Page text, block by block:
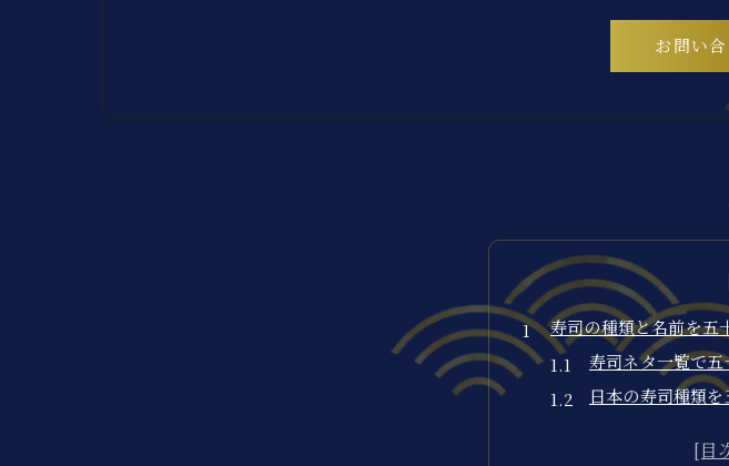
お問い
寿司の種類と名前を五
寿司ネタ一覧で
日本の寿司種類
寿司の名前を五